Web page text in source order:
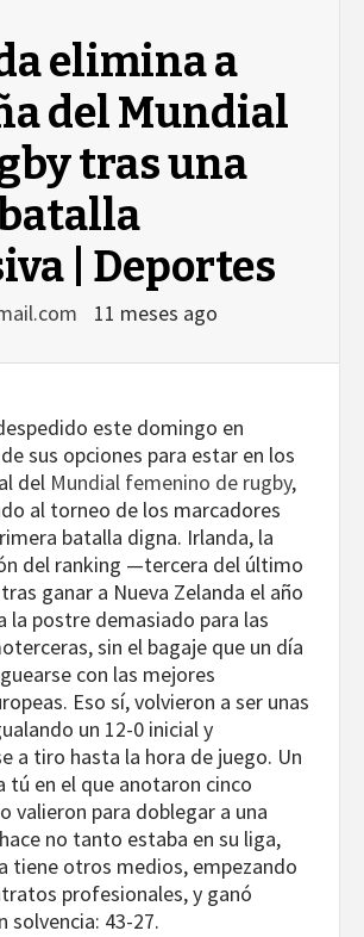
elimina a
del Mundial
tras una
| Deportes
11 meses ago
este domingo en
sus opciones para estar en los
del Mundial femenino de rugby,
al torneo de los marcadores
batalla digna. Irlanda, la
del ranking —tercera del último
ganar a Nueva Zelanda el año
la postre demasiado para las
sin el bagaje que un día
con las mejores
Eso sí, volvieron a ser unas
un 12-0 inicial y
a tiro hasta la hora de juego. Un
tú en el que anotaron cinco
valieron para doblegar a una
no tanto estaba en su liga,
tiene otros medios, empezando
profesionales, y ganó
solvencia: 43-27.